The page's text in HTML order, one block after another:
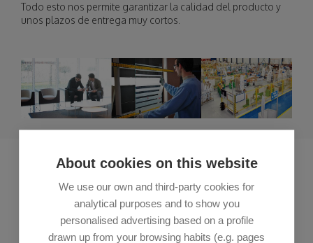
Todo esto nos permite garantizar la calidad del producto y
unos plazos de entrega muy cortos.
hall-recepcion-visitas-en-profiltek.jpg
DESCARGAR PLANO DE SITUACIÓN EN PDF
About cookies on this website
We use our own and third-party cookies for
analytical purposes and to show you
personalised advertising based on a profile
drawn up from your browsing habits (e.g. pages